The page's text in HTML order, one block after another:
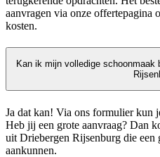
aanvragen via onze offertepagina
kosten.
Kan ik mijn volledige schoonmaak
Ja dat kan! Via ons formulier kun
Heb jij een grote aanvraag? Dan
uit Driebergen Rijsenburg die een
aankunnen.